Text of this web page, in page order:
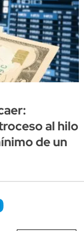
al hilo
de un